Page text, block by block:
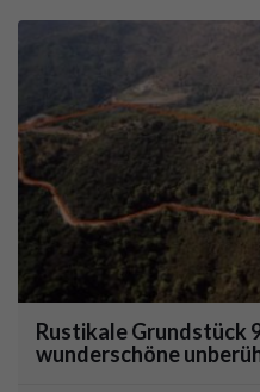
Rustikale Grundstück
wunderschöne